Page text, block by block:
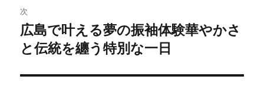
ゲ
ー
シ
次
次
の
稿:
広島で叶える夢の振袖体験華やかさ
と伝統を纏う特別な一日